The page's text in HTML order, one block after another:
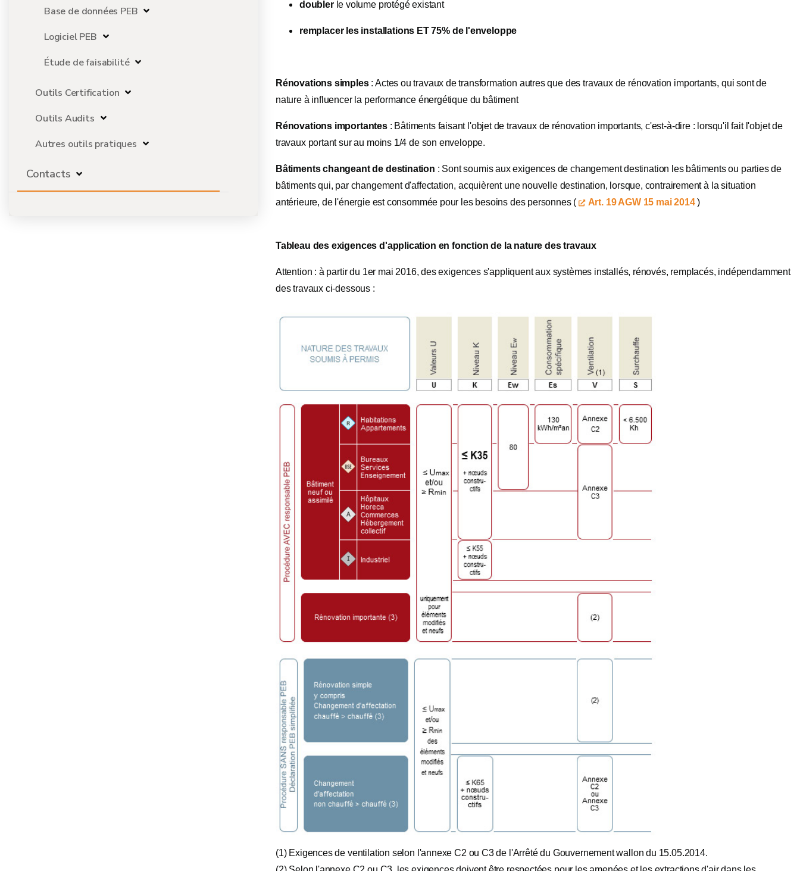
Base de données PEB
Logiciel PEB
Étude de faisabilité
Outils Certification
Outils Audits
Autres outils pratiques
Contacts
doublerle volume protégé existant
remplacer les installations ET 75% de l'enveloppe
Rénovations simples: Actes ou travaux de transformation autres que des travaux de rénovation importants, qui sont de
nature à influencer la performance énergétique du bâtiment
Rénovations importantes: Bâtiments faisant l'objet de travaux de rénovation importants, c'est-à-dire : lorsqu'il fait l'objet de
travaux portant sur au moins 1/4 de son enveloppe.
Bâtiments changeant de destination : Sont soumis aux exigences de changement destination les bâtiments ou parties de
bâtiments qui, par changement d'affectation, acquièrent une nouvelle destination, lorsque, contrairement à la situation
antérieure, de l'énergie est consommée pour les besoins des personnes (
Art. 19 AGW 15 mai 2014)
Tableau des exigences d'application en fonction de la nature des travaux
Attention : à partir du 1er mai 2016, des exigences s'appliquent aux systèmes installés, rénovés, remplacés, indépendamment
des travaux ci-dessous :
(1) Exigences de ventilation selon l'annexe C2 ou C3 de l'Arrêté du Gouvernement wallon du 15.05.2014.